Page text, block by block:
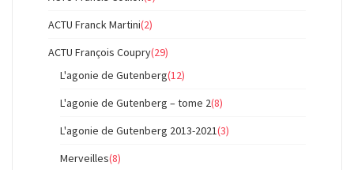
ACTU Franck Martini(2)
ACTU François Coupry(29)
L'agonie de Gutenberg(12)
L'agonie de Gutenberg – tome 2(8)
L'agonie de Gutenberg 2013-2021(3)
Merveilles(8)